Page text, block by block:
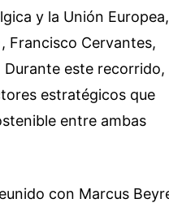
y la Unión
Francisco Cervantes,
este recorrido,
estratégicos que
entre ambas
con Marcus